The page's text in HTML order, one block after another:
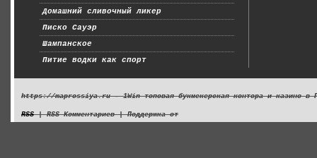
Домашний сливочный ликер
Писко Сауэр
Шампанское
Питие водки как спорт
https://maprossiya.ru - 1Win топовая букмекерская контора и казино в
RSS| RSS Комментариев | Поддержка от